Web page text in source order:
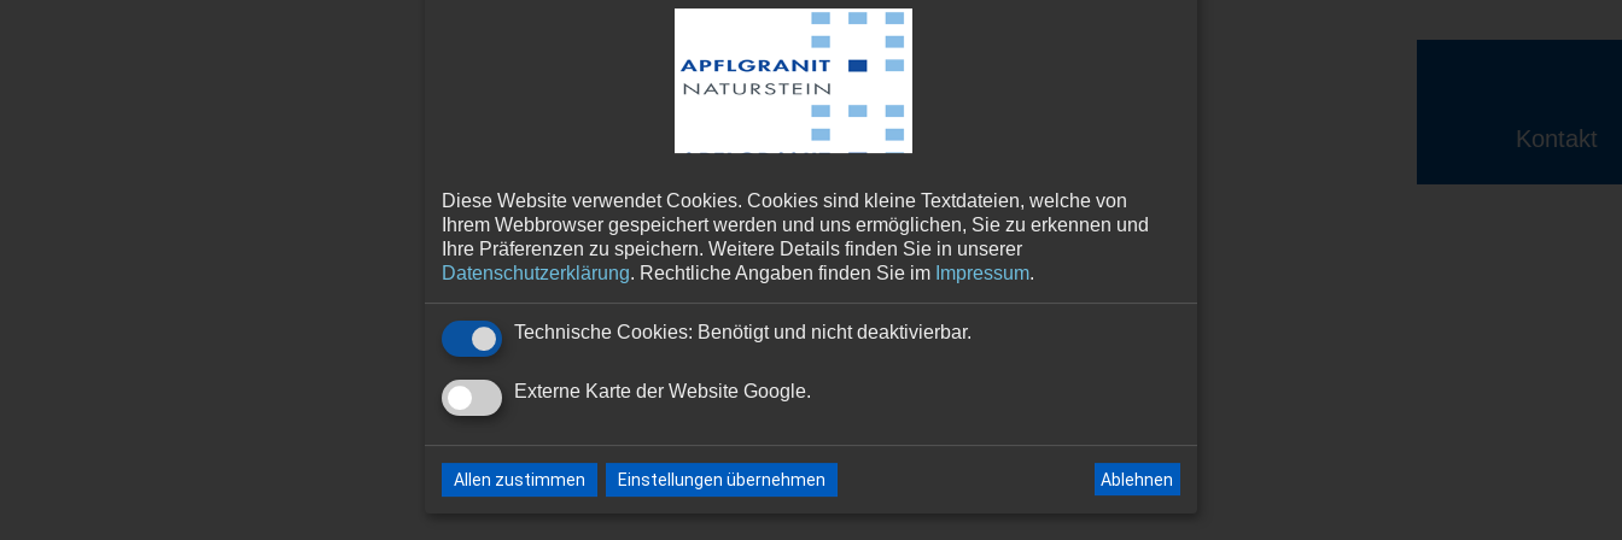
Kontakt
Diese Website verwendet Cookies. Cookies sind kleine Textdateien, welche von
Ihrem Webbrowser gespeichert werden und uns ermöglichen, Sie zu erkennen und
Ihre Präferenzen zu speichern. Weitere Details finden Sie in unserer
Datenschutzerklärung. Rechtliche Angaben finden Sie im Impressum.
Technische Cookies: Benötigt und nicht deaktivierbar.
Externe Karte der Website Google.
Allen zustimmen Einstellungen übernehmen Ablehnen